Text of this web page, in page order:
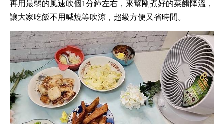
再用最弱的風速吹個1分鐘左右，來幫剛煮好的菜餚降溫，
讓大家吃飯不用喊燒等吹涼，超級方便又省時間。